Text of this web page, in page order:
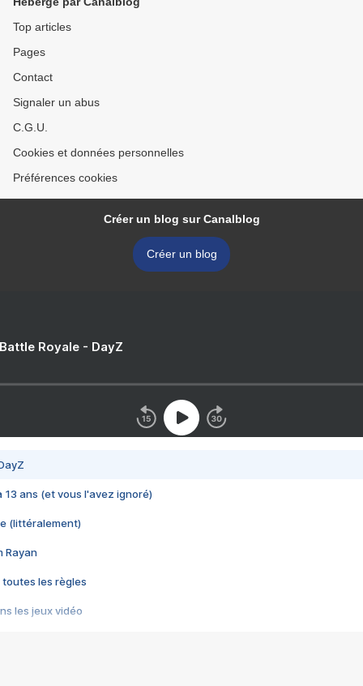
Top articles
Pages
Contact
Signaler un abus
C.G.U.
Cookies et données personnelles
Préférences cookies
Créer un blog sur Canalblog
Créer un blog
Royale - DayZ
13 ans (et vous l'avez ignoré)
(littéralement)
Rayan
toutes les règles
les jeux vidéo